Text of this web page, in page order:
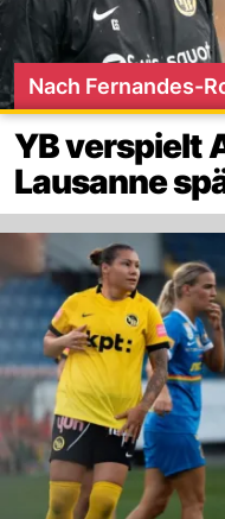
Nach Fernandes-
YB verspielt
Lausanne